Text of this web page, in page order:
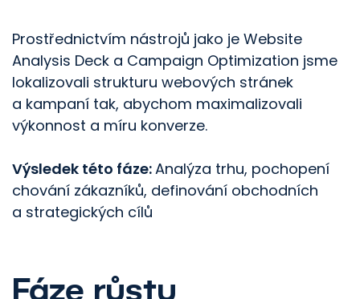
Prostřednictvím nástrojů jako je Website
Analysis Deck a Campaign Optimization jsme
lokalizovali strukturu webových stránek
a kampaní tak, abychom maximalizovali
výkonnost a míru konverze.
Výsledek této fáze:Analýza trhu, pochopení
chování zákazníků, definování obchodních
a strategických cílů
Fáze růstu